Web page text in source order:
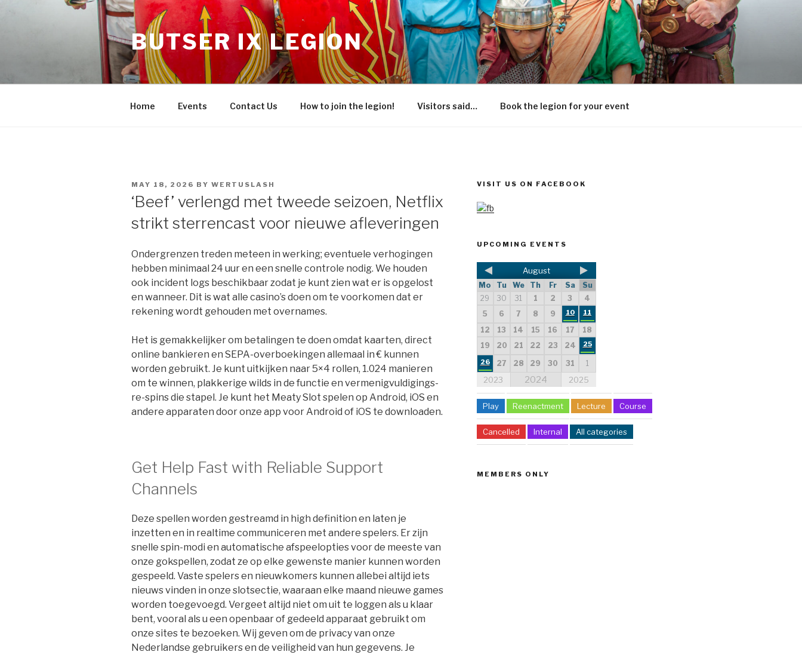
BUTSER IX LEGION
Home Events Contact Us How to join the legion! Visitors said… Book the legion for your event
MAY 18, 2026 BY WERTUSLASH
‘Beef’ verlengd met tweede seizoen, Netflix
strikt sterrencast voor nieuwe afleveringen
Ondergrenzen treden meteen in werking; eventuele verhogingen
hebben minimaal 24 uur en een snelle controle nodig. We houden
ook incident logs beschikbaar zodat je kunt zien wat er is opgelost
en wanneer. Dit is wat alle casino’s doen om te voorkomen dat er
rekening wordt gehouden met overnames.
Het is gemakkelijker om betalingen te doen omdat kaarten, direct
online bankieren en SEPA-overboekingen allemaal in € kunnen
worden gebruikt. Je kunt uitkijken naar 5×4 rollen, 1.024 manieren
om te winnen, plakkerige wilds in de functie en vermenigvuldigings-
re-spins die stapel. Je kunt het Meaty Slot spelen op Android, iOS en
andere apparaten door onze app voor Android of iOS te downloaden.
Get Help Fast with Reliable Support
Channels
Deze spellen worden gestreamd in high definition en laten je
inzetten en in realtime communiceren met andere spelers. Er zijn
snelle spin-modi en automatische afspeelopties voor de meeste van
onze gokspellen, zodat ze op elke gewenste manier kunnen worden
gespeeld. Vaste spelers en nieuwkomers kunnen allebei altijd iets
nieuws vinden in onze slotsectie, waaraan elke maand nieuwe games
worden toegevoegd. Vergeet altijd niet om uit te loggen als u klaar
bent, vooral als u een openbaar of gedeeld apparaat gebruikt om
onze sites te bezoeken. Wij geven om de privacy van onze
Nederlandse gebruikers en de veiligheid van hun gegevens. Je
VISIT US ON FACEBOOK
UPCOMING EVENTS
August
Mo Tu We Th Fr Sa
Su
29
30 31 1 2 3
4
5
6 7 8 9 10 11
12 13 14 15 16 17
18
19
20 21 22 23 24 25
26 27 28 29 30 31 1
2023 2024 2025
Play Reenactment Lecture Course
Cancelled Internal All categories
MEMBERS ONLY